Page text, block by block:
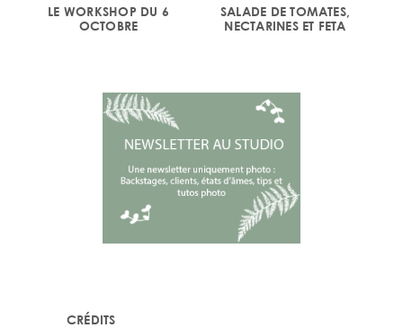
LE WORKSHOP DU 6
OCTOBRE
SALADE DE TOMATES,
NECTARINES ET FETA
CRÉDITS